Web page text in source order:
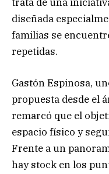
diseñada
familias se
repetidas.
Gastón Espinosa,
propuesta desde el
remarcó que el
espacio físico y
Frente a un
hay stock en los